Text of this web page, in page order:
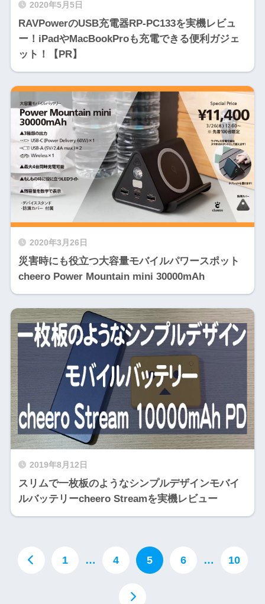
2020年5月5日
RAVPowerのUSB充電器RP-PC133を実機レビュ
ー！iPadやMacBookProも充電できる便利ガジェ
ット！【PR】
2020年3月26日
災害時にも役立つ大容量モバイルパワースポット
cheero Power Mountain mini 30000mAh
2019年8月12日
スリムで一枚板のようなシンプルデザインモバイ
ルバッテリーcheero Streamを実機レビュー
1 … 4 5 6 … 10